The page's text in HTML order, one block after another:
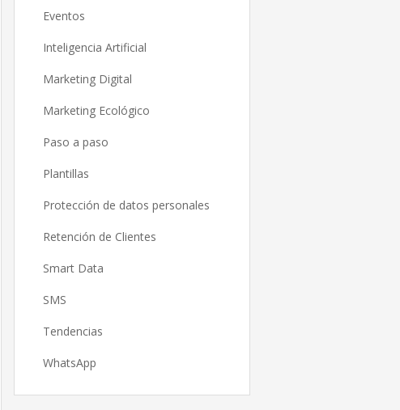
Eventos
Inteligencia Artificial
Marketing Digital
Marketing Ecológico
Paso a paso
Plantillas
Protección de datos personales
Retención de Clientes
Smart Data
SMS
Tendencias
WhatsApp